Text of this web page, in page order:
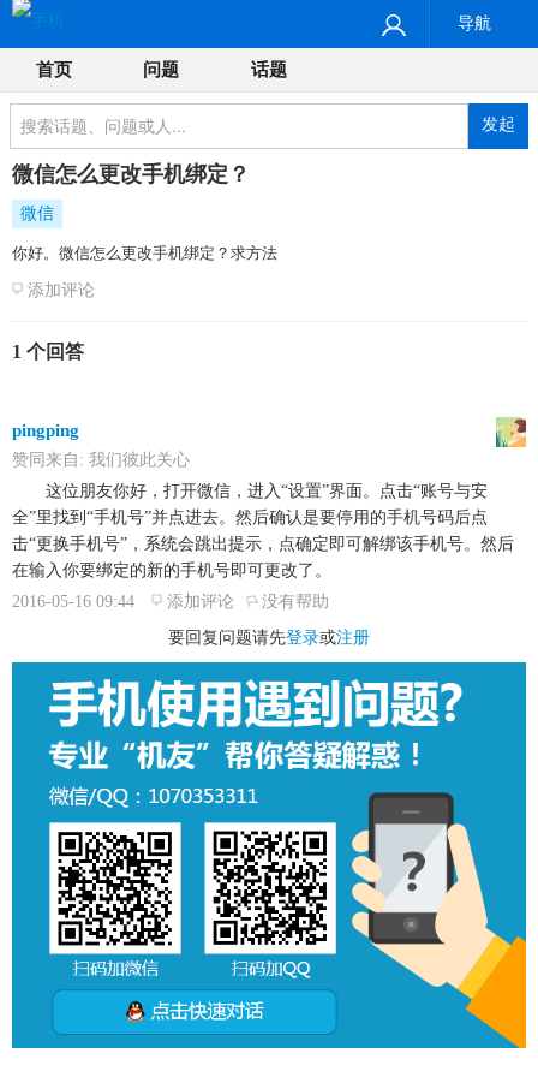
导航
首页 问题 话题
发起
微信怎么更改手机绑定？
微信
你好。微信怎么更改手机绑定？求方法
添加评论
1 个回答
pingping
赞同来自: 我们彼此关心
这位朋友你好，打开微信，进入“设置”界面。点击“账号与安
全”里找到“手机号”并点进去。然后确认是要停用的手机号码后点
击“更换手机号”，系统会跳出提示，点确定即可解绑该手机号。然后
在输入你要绑定的新的手机号即可更改了。
2016-05-16 09:44
添加评论
没有帮助
要回复问题请先登录或注册